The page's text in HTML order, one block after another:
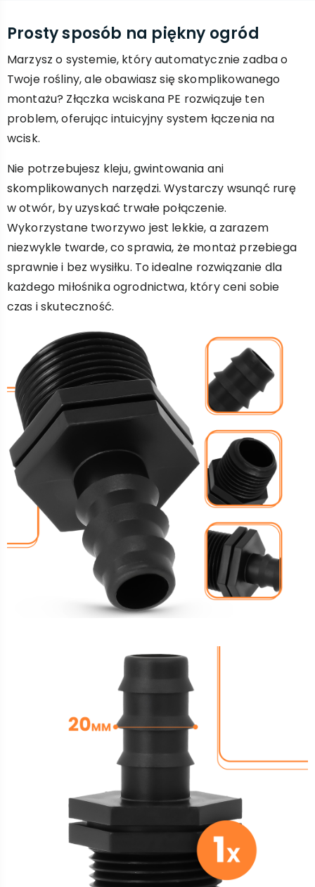
Prosty sposób na piękny ogród
Marzysz o systemie, który automatycznie zadba o
Twoje rośliny, ale obawiasz się skomplikowanego
montażu? Złączka wciskana PE rozwiązuje ten
problem, oferując intuicyjny system łączenia na
wcisk.
Nie potrzebujesz kleju, gwintowania ani
skomplikowanych narzędzi. Wystarczy wsunąć rurę
w otwór, by uzyskać trwałe połączenie.
Wykorzystane tworzywo jest lekkie, a zarazem
niezwykle twarde, co sprawia, że montaż przebiega
sprawnie i bez wysiłku. To idealne rozwiązanie dla
każdego miłośnika ogrodnictwa, który ceni sobie
czas i skuteczność.